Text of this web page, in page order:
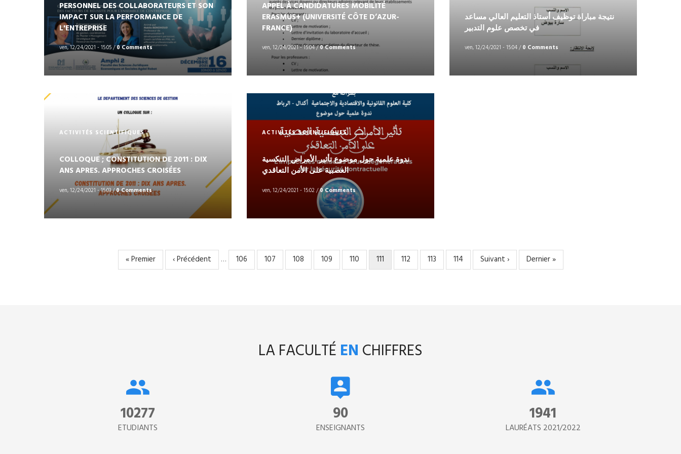
PERSONNEL DES COLLABORATEURS ET SON
IMPACT SUR LA PERFORMANCE DE
L'ENTREPRISE
ven, 12/24/2021 - 15:05/0 Comments
APPEL À CANDIDATURES MOBILITÉ
ERASMUS+ (UNIVERSITÉ CÔTE D’AZUR-
FRANCE)
ven, 12/24/2021 - 15:04/0 Comments
نتيجة مباراة توظيف أستاذ التعليم العالي مساعد
في تخصص علوم التدبير
ven, 12/24/2021 - 15:04/0 Comments
ACTIVITÉS SCIENTIFIQUES
COLLOQUE ; CONSTITUTION DE 2011 : DIX
ANS APRES. APPROCHES CROISÉES
ven, 12/24/2021 - 15:03/0 Comments
ACTIVITÉS SCIENTIFIQUES
ندوة علمية حول موضوع تأثير الأمراض التنكسية
العصبية على الأمن التعاقدي
ven, 12/24/2021 - 15:02/0 Comments
Première
page
« Premier
Page
précédente
‹ Précédent … Page
106 Page
107 Page
108 Page
109 Page
110
Page
courante
111 Page
112 Page
113 Page
114
Page
suivante
Suivant ›
Dernière
page
Dernier »
LA FACULTÉ EN CHIFFRES
15302
ETUDIANTS
134
ENSEIGNANTS
2890
LAURÉATS 2021/2022